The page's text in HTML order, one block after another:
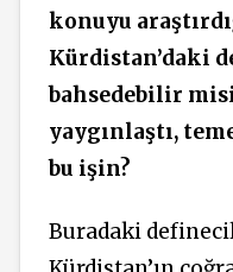
konuyu
Kürdistan’daki
bahsedebilir
yaygınlaştı,
bu işin?
Buradaki